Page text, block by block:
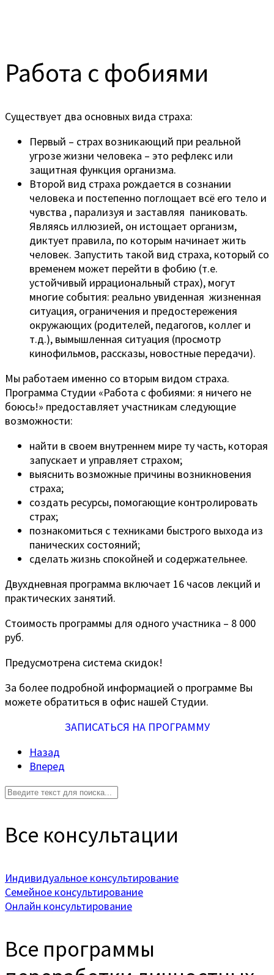
Работа с фобиями
Существует два основных вида страха:
Первый – страх возникающий при реальной
угрозе жизни человека – это рефлекс или
защитная функция организма.
Второй вид страха рождается в сознании
человека и постепенно поглощает всё его тело и
чувства , парализуя и заставляя паниковать.
Являясь иллюзией, он истощает организм,
диктует правила, по которым начинает жить
человек. Запустить такой вид страха, который со
временем может перейти в фобию (т.е.
устойчивый иррациональный страх), могут
многие события: реально увиденная жизненная
ситуация, ограничения и предостережения
окружающих (родителей, педагогов, коллег и
т.д.), вымышленная ситуация (просмотр
кинофильмов, рассказы, новостные передачи).
Мы работаем именно со вторым видом страха.
Программа Студии «Работа с фобиями: я ничего не
боюсь!» предоставляет участникам следующие
возможности:
найти в своем внутреннем мире ту часть, которая
запускает и управляет страхом;
выяснить возможные причины возникновения
страха;
создать ресурсы, помогающие контролировать
страх;
познакомиться с техниками быстрого выхода из
панических состояний;
сделать жизнь спокойней и содержательнее.
Двухдневная программа включает 16 часов лекций и
практических занятий.
Стоимость программы для одного участника – 8 000
руб.
Предусмотрена система скидок!
За более подробной информацией о программе Вы
можете обратиться в офис нашей Студии.
ЗАПИСАТЬСЯ НА ПРОГРАММУ
Назад
Вперед
Все консультации
Индивидуальное консультирование
Семейное консультирование
Онлайн консультирование
Все программы